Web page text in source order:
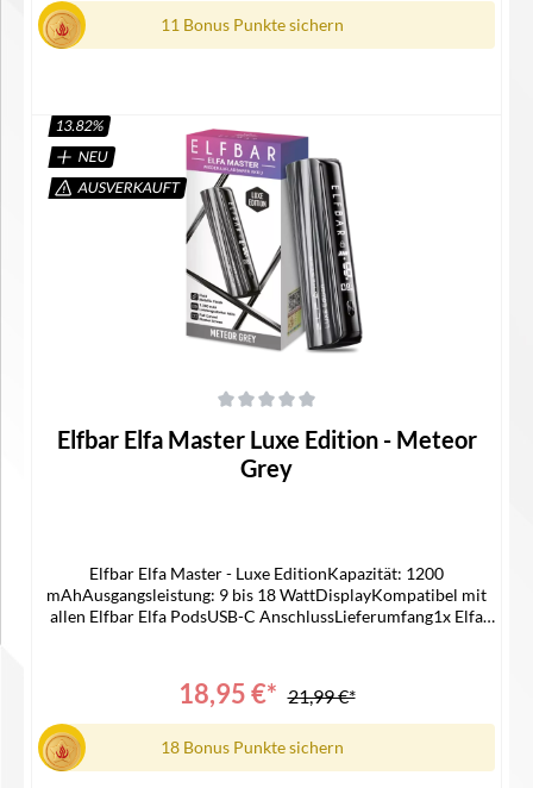
11 Bonus Punkte sichern
In den Warenkorb
13.82%
NEU
AUSVERKAUFT
Elfbar Elfa Master Luxe Edition - Meteor
Grey
Elfbar Elfa Master - Luxe EditionKapazität: 1200
mAhAusgangsleistung: 9 bis 18 WattDisplayKompatibel mit
allen Elfbar Elfa PodsUSB-C AnschlussLieferumfang1x Elfa
18,95 €* 21,99 €*
18 Bonus Punkte sichern